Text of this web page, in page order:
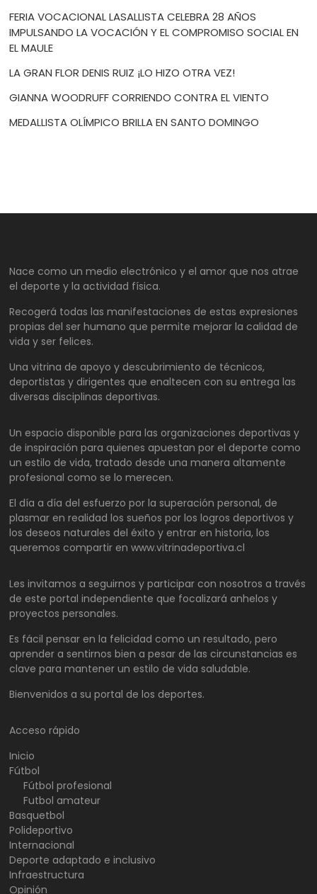
FERIA VOCACIONAL LASALLISTA CELEBRA 28 AÑOS
IMPULSANDO LA VOCACIÓN Y EL COMPROMISO SOCIAL EN
EL MAULE
LA GRAN FLOR DENIS RUIZ ¡LO HIZO OTRA VEZ!
GIANNA WOODRUFF CORRIENDO CONTRA EL VIENTO
MEDALLISTA OLÍMPICO BRILLA EN SANTO DOMINGO
Nace como un medio electrónico y el amor que nos atrae
el deporte y la actividad física.
Recogerá todas las manifestaciones de estas expresiones
propias del ser humano que permite mejorar la calidad de
vida y ser felices.
Una vitrina de apoyo y descubrimiento de técnicos,
deportistas y dirigentes que enaltecen con su entrega las
diversas disciplinas deportivas.
Un espacio disponible para las organizaciones deportivas y
de inspiración para quienes apuestan por el deporte como
un estilo de vida, tratado desde una manera altamente
profesional como se lo merecen.
El día a día del esfuerzo por la superación personal, de
plasmar en realidad los sueños por los logros deportivos y
los deseos naturales del éxito y entrar en historia, los
queremos compartir en www.vitrinadeportiva.cl
Les invitamos a seguirnos y participar con nosotros a través
de este portal independiente que focalizará anhelos y
proyectos personales.
Es fácil pensar en la felicidad como un resultado, pero
aprender a sentirnos bien a pesar de las circunstancias es
clave para mantener un estilo de vida saludable.
Bienvenidos a su portal de los deportes.
Acceso rápido
Inicio
Fútbol
Fútbol profesional
Futbol amateur
Basquetbol
Polideportivo
Internacional
Deporte adaptado e inclusivo
Infraestructura
Opinión